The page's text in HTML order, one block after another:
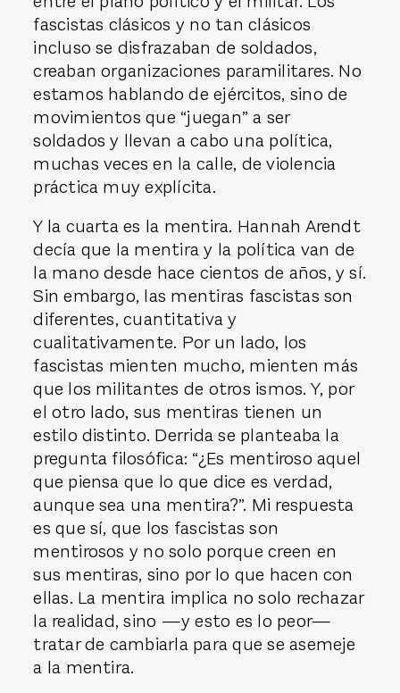
fascistas clásicos y no tan clásicos
incluso se disfrazaban de soldados,
creaban organizaciones paramilitares. No
estamos hablando de ejércitos, sino de
movimientos que “juegan” a ser
soldados y llevan a cabo una política,
muchas veces en la calle, de violencia
práctica muy explícita.
Y la cuarta es la mentira. Hannah Arendt
decía que la mentira y la política van de
la mano desde hace cientos de años, y sí.
Sin embargo, las mentiras fascistas son
diferentes, cuantitativa y
cualitativamente. Por un lado, los
fascistas mienten mucho, mienten más
que los militantes de otros ismos. Y, por
el otro lado, sus mentiras tienen un
estilo distinto. Derrida se planteaba la
pregunta filosófica: “¿Es mentiroso aquel
que piensa que lo que dice es verdad,
aunque sea una mentira?”. Mi respuesta
es que sí, que los fascistas son
mentirosos y no solo porque creen en
sus mentiras, sino por lo que hacen con
ellas. La mentira implica no solo rechazar
la realidad, sino —y esto es lo peor—
tratar de cambiarla para que se asemeje
a la mentira.